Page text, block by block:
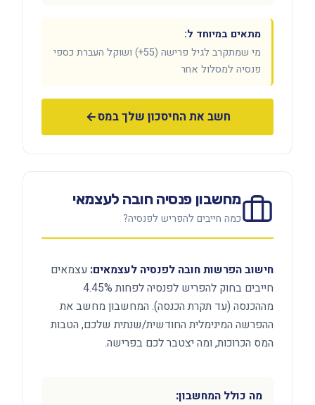
מתאים במיוחד ל:
מי שמתקרב לגיל פרישה (55+) ושוקל העברת כספי
פנסיה למסלול אחר
חשב את החיסכון שלך במס
מחשבון פנסיה חובה לעצמאי
כמה חייבים להפריש לפנסיה?
חישוב הפרשות חובה לפנסיה לעצמאים: עצמאים
חייבים בחוק להפריש לפנסיה לפחות 4.45%
מההכנסה (עד תקרת הכנסה). המחשבון מחשב את
ההפרשה המינימלית החודשית/שנתית שלכם, הטבות
המס הכרוכות, ומה יצטבר לכם בפרישה.
מה כולל המחשבון: